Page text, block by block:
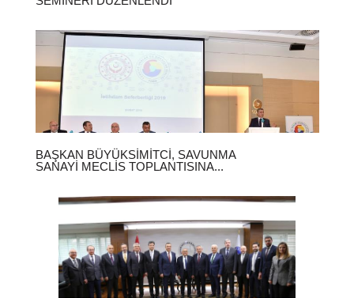
BAŞKAN BÜYÜKSIMITCI, SAVUNMA
SANAYI MECLIS TOPLANTISINA...